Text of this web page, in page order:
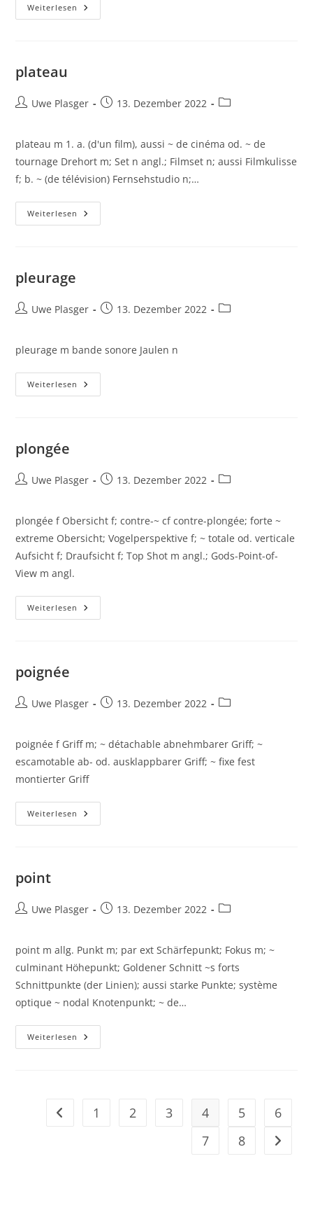
Weiterlesen Plaque
De
plateau
Beitrags-
Uwe Plasger
Beitrag13. Dezember 2022
Beitrags-
plateau m 1. a. (d'un film), aussi ~ de cinéma od. ~ de
tournage Drehort m; Set n angl.; Filmset n; aussi Filmkulisse
f; b. ~ (de télévision) Fernsehstudio n;…
Weiterlesen Plateau
pleurage
Beitrags-
Uwe Plasger
Beitrag13. Dezember 2022
Beitrags-
pleurage m bande sonore Jaulen n
Weiterlesen Pleurage
plongée
Beitrags-
Uwe Plasger
Beitrag13. Dezember 2022
Beitrags-
plongée f Obersicht f; contre-~ cf contre-plongée; forte ~
extreme Obersicht; Vogelperspektive f; ~ totale od. verticale
Aufsicht f; Draufsicht f; Top Shot m angl.; Gods-Point-of-
View m angl.
Weiterlesen Plongée
poignée
Beitrags-
Uwe Plasger
Beitrag13. Dezember 2022
Beitrags-
poignée f Griff m; ~ détachable abnehmbarer Griff; ~
escamotable ab- od. ausklappbarer Griff; ~ fixe fest
montierter Griff
Weiterlesen Poignée
point
Beitrags-
Uwe Plasger
Beitrag13. Dezember 2022
Beitrags-
point m allg. Punkt m; par ext Schärfepunkt; Fokus m; ~
culminant Höhepunkt; Goldener Schnitt ~s forts
Schnittpunkte (der Linien); aussi starke Punkte; système
optique ~ nodal Knotenpunkt; ~ de…
Weiterlesen Point
Zur vorherigen Seite
1 2 3 4 5
6
7
8 Zur